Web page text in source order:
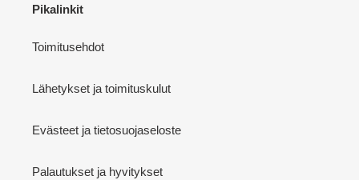
Pikalinkit
Toimitusehdot
Lähetykset ja toimituskulut
Evästeet ja tietosuojaseloste
Palautukset ja hyvitykset